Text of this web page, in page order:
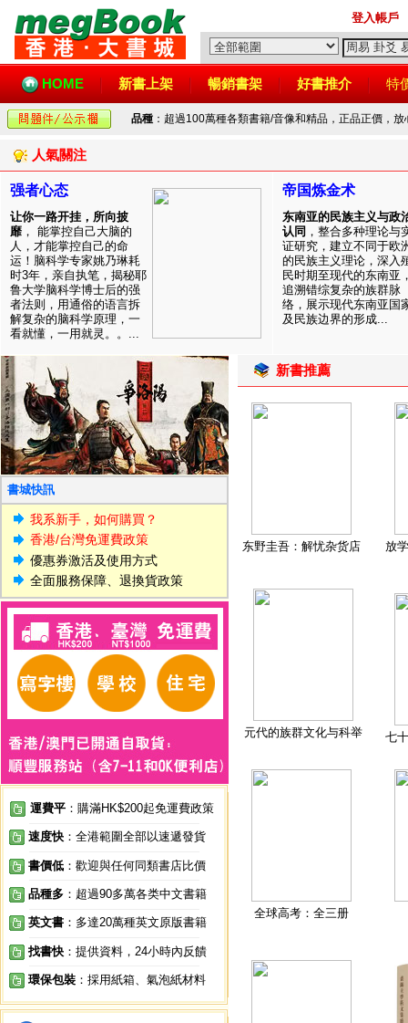
登入帳戶
HOME 新書上架 暢銷書架 好書推介 特
品種 ：超過100萬種各類書籍/音像和精品，正品正價，
人氣關注
强者心态
让你一路开挂，所向披
靡 ， 能掌控自己大脑的
人，才能掌控自己的命
运！脑科学专家姚乃琳耗
时3年，亲自执笔，揭秘耶
鲁大学脑科学博士后的强
者法则，用通俗的语言拆
解复杂的脑科学原理，一
看就懂，一用就灵。。...
帝国炼金术
东南亚的民族主义与政
认同 ，整合多种理论与
证研究，建立不同于欧
的民族主义理论，深入
民时期至现代的东南亚
追溯错综复杂的族群脉
络，展示现代东南亚国
及民族边界的形成...
書城快訊
我系新手，如何購買？
香港/台灣免運費政策
優惠券激活及使用方式
全面服務保障、退換貨政策
運費平 ：購滿HK$200起免運費政策
速度快 ：全港範圍全部以速遞發貨
書價低 ：歡迎與任何同類書店比價
品種多 ：超過90多萬各类中文書籍
英文書 ：多達20萬種英文原版書籍
找書快 ：提供資料，24小時內反饋
環保包裝 ：採用紙箱、氣泡紙材料
新書推薦
东野圭吾：解忧杂货店 放
元代的族群文化与科举 七
全球高考：全三册